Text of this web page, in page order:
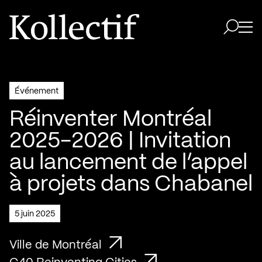
Aller à la page d'accueil
Logo Kollectif
Événement
Réinventer Montréal
2025-2026 | Invitation
au lancement de l’appel
à projets dans Chabanel
5 juin 2025
Ville de Montréal